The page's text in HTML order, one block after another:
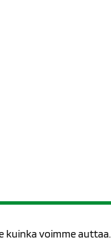
kuinka voimme auttaa.